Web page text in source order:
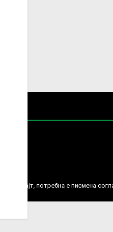
веб сајт, потребна е писмена